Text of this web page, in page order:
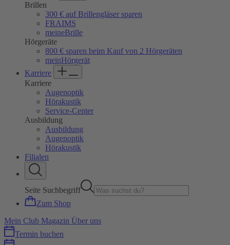
Brillen
300 € auf Brillengläser sparen
FRAIMS
meineBrille
Hörgeräte
800 € sparen beim Kauf von 2 Hörgeräten
meinHörgerät
Karriere
Karriere
Augenoptik
Hörakustik
Service-Center
Ausbildung
Ausbildung
Augenoptik
Hörakustik
Filialen
Seite Suchbegriff
Zum Shop
Mein Club Magazin Über uns
Termin buchen